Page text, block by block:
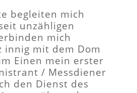
begleiten mich
unzähligen
mich
innig mit dem Dom
Einen mein erster
/ Messdiener
den Dienst des